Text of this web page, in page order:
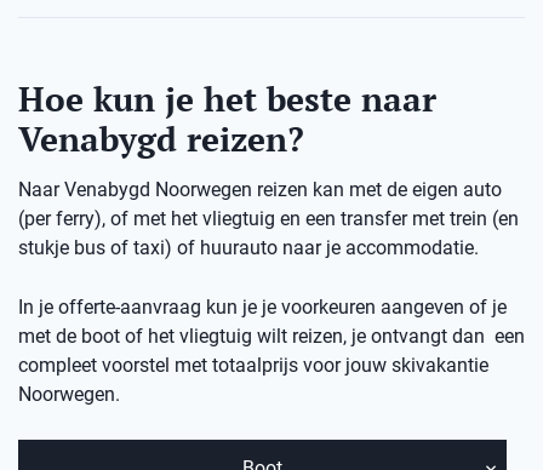
Hoe kun je het beste naar
Venabygd reizen?
Naar Venabygd Noorwegen reizen kan met de eigen auto
(per ferry), of met het vliegtuig en een transfer met trein (en
stukje bus of taxi) of huurauto naar je accommodatie.
In je offerte-aanvraag kun je je voorkeuren aangeven of je
met de boot of het vliegtuig wilt reizen, je ontvangt dan een
compleet voorstel met totaalprijs voor jouw skivakantie
Noorwegen.